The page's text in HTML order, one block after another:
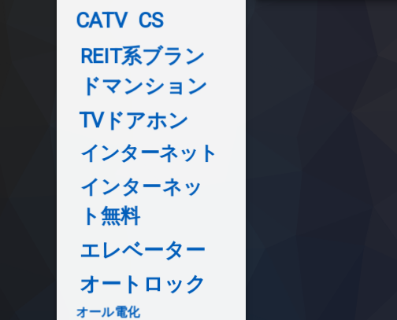
CATV CS
REIT系ブラン
ドマンション
TVドアホン
インターネット
インターネッ
ト無料
エレベーター
オートロック
オール電化